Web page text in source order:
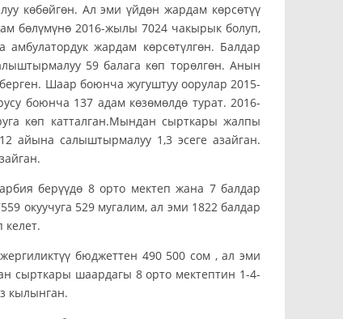
көбөйгөн. Ал эми үйдөн жардам көрсөтүү
бөлүмүнө 2016-жылы 7024 чакырык болуп,
жардам көрсөтүлгөн. Балдар
59 балага көп торөлгөн. Анын
Шаар боюнча жугуштуу оорулар 2015-
боюнча 137 адам көзөмөлдө турат. 2016-
көп катталган.Мындан сырткары жалпы
айына салыштырмалуу 1,3 эсеге азайган.
берүүдө 8 орто мектеп жана 7 балдар
окуучуга 529 мугалим, ал эми 1822 балдар
келет.
бюджеттен 490 500 сом , ал эми
сырткары шаардагы 8 орто мектептин 1-4-
кылынган.